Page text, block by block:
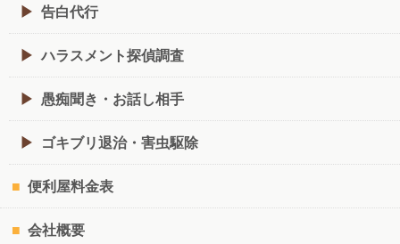
告白代行
ハラスメント探偵調査
愚痴聞き・お話し相手
ゴキブリ退治・害虫駆除
便利屋料金表
会社概要